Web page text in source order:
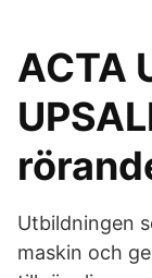
ACTA
Utbildningen
maskin och